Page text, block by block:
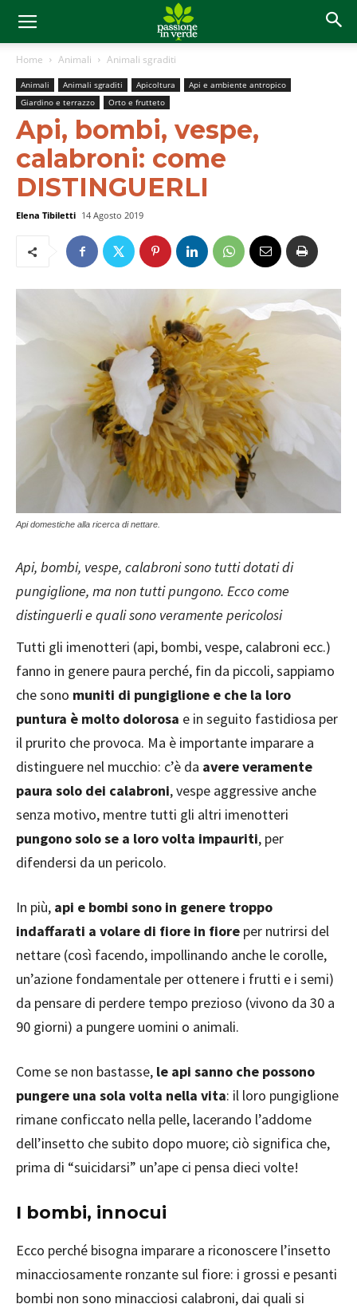
Home Animali Animali sgraditi
Animali Animali sgraditi Apicoltura
Api e ambiente antropico
Giardino e terrazzo
Orto e frutteto
Api, bombi, vespe,
calabroni: come
DISTINGUERLI
Elena Tibiletti 14 Agosto 2019
Api domestiche alla ricerca di nettare.
Api, bombi, vespe, calabroni sono tutti dotati di
pungiglione, ma non tutti pungono. Ecco come
distinguerli e quali sono veramente pericolosi
Tutti gli imenotteri (api, bombi, vespe, calabroni ecc.)
fanno in genere paura perché, fin da piccoli, sappiamo
che sono muniti di pungiglione e che la loro
puntura è molto dolorosa e in seguito fastidiosa per
il prurito che provoca. Ma è importante imparare a
distinguere nel mucchio: c’è da avere veramente
paura solo dei calabroni, vespe aggressive anche
senza motivo, mentre tutti gli altri imenotteri
pungono solo se a loro volta impauriti, per
difendersi da un pericolo.
In più, api e bombi sono in genere troppo
indaffarati a volare di fiore in fiore per nutrirsi del
nettare (così facendo, impollinando anche le corolle,
un’azione fondamentale per ottenere i frutti e i semi)
da pensare di perdere tempo prezioso (vivono da 30 a
90 giorni) a pungere uomini o animali.
Come se non bastasse, le api sanno che possono
pungere una sola volta nella vita: il loro pungiglione
rimane conficcato nella pelle, lacerando l’addome
dell’insetto che subito dopo muore; ciò significa che,
prima di “suicidarsi” un’ape ci pensa dieci volte!
I bombi, innocui
Ecco perché bisogna imparare a riconoscere l’insetto
minacciosamente ronzante sul fiore: i grossi e pesanti
bombi non sono minacciosi calabroni, dai quali si